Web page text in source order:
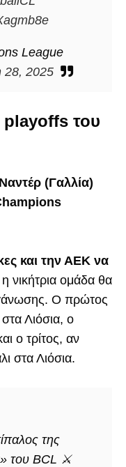
League
28, 2025
του
(Γαλλία)
και την ΑΕΚ να
νικήτρια ομάδα θα
Ο πρώτος
Λιόσια, ο
ο τρίτος, αν
στα Λιόσια.
της
του BCL ⚔️